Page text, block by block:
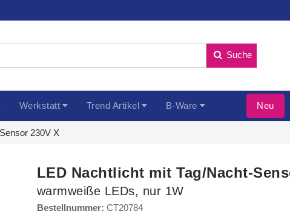
Suche
Werkstatt Trend Artikel B-Ware Neu
230V X
LED Nachtlicht mit Tag/Nacht-
warmweiße LEDs, nur 1W
Bestellnummer: CT20784